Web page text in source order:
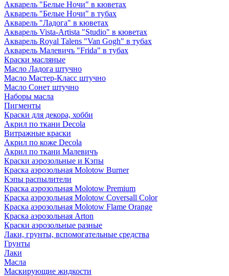
Акварель "Белые Ночи" в кюветах
Акварель "Белые Ночи" в тубах
Акварель "Ладога" в кюветах
Акварель Vista-Artista "Studio" в кюветах
Акварель Royal Talens "Van Gogh" в тубах
Акварель Малевичъ "Frida" в тубах
Краски масляные
Масло Ладога штучно
Масло Мастер-Класс штучно
Масло Сонет штучно
Наборы масла
Пигменты
Краски для декора, хобби
Акрил по ткани Decola
Витражные краски
Акрил по коже Decola
Акрил по ткани Малевичъ
Краски аэрозольные и Кэпы
Краска аэрозольная Molotow Burner
Кэпы распылители
Краска аэрозольная Molotow Premium
Краска аэрозольная Molotow Coversall Color
Краска аэрозольная Molotow Flame Orange
Краска аэрозольная Arton
Краски аэрозольные разные
Лаки, грунты, вспомогательные средства
Грунты
Лаки
Масла
Маскирующие жидкости